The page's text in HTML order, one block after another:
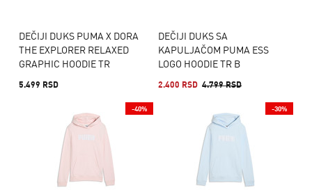
DEČIJI DUKS PUMA X DORA
THE EXPLORER RELAXED
GRAPHIC HOODIE TR
5.499 RSD
DEČIJI DUKS SA
KAPULJAČOM PUMA ESS
LOGO HOODIE TR B
2.400 RSD 4.799 RSD
-40% -30%